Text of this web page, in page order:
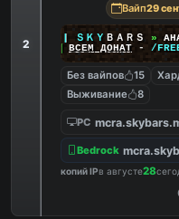
2
Вайп29
ＳＫＹ ＢＡＲＳ »
ВСЕМ ДОНАТ- /
Без вайпов 15
Выживание
8
PC
Bedrock
копий IPв августе28